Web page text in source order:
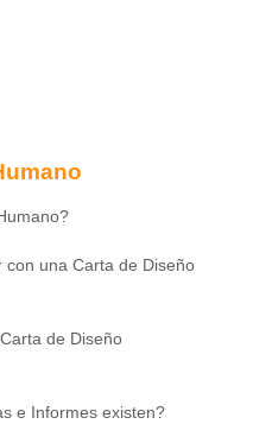
con una Carta de Diseño
de Diseño
e Informes existen?